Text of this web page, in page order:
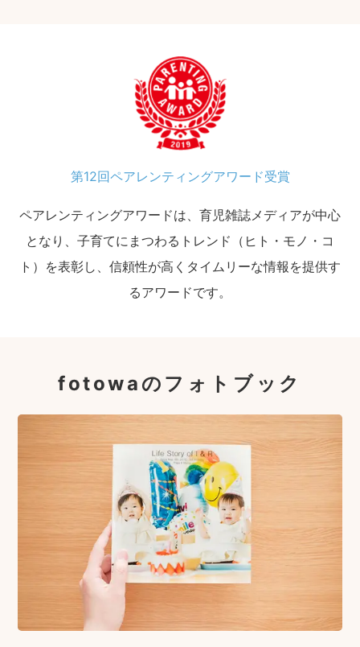
第12回ペアレンティングアワード受賞
ペアレンティングアワードは、育児雑誌メディアが中心
となり、子育てにまつわるトレンド（ヒト・モノ・コ
ト）を表彰し、信頼性が高くタイムリーな情報を提供す
るアワードです。
fotowaのフォトブック